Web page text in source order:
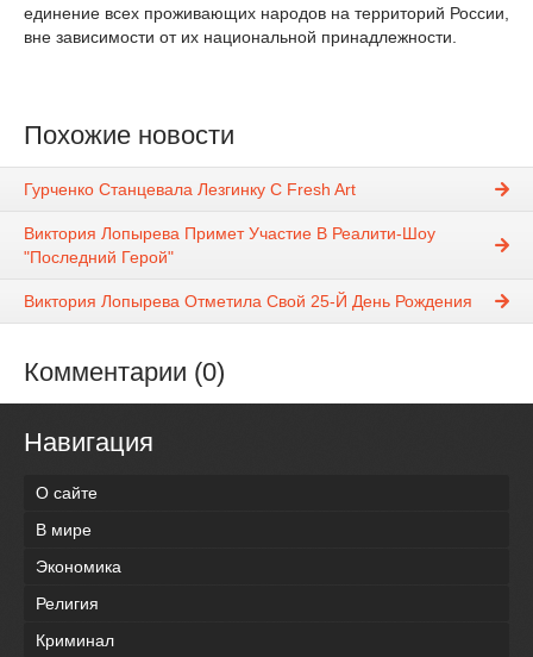
единение всех проживающих народов на территорий России,
вне зависимости от их национальной принадлежности.
Похожие новости
Гурченко Станцевала Лезгинку С Fresh Art
Виктория Лопырева Примет Участие В Реалити-Шоу
"Последний Герой"
Виктория Лопырева Отметила Свой 25-Й День Рождения
Комментарии (0)
Навигация
О сайте
В мире
Экономика
Религия
Криминал